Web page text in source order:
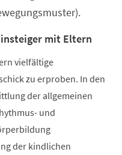
mit Eltern
vielfältige
zu erproben. In den
der allgemeinen
und
der kindlichen